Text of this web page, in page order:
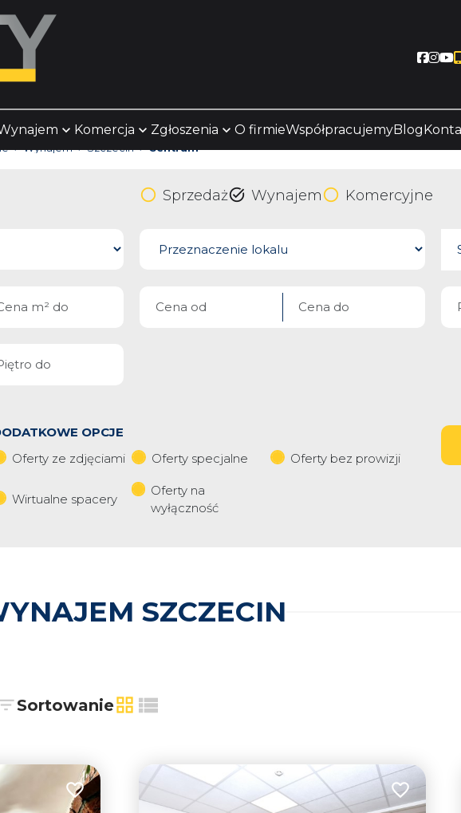
Komercja Zgłoszenia O firmieWspółpracujemyBlog
Wynajem Szczecin Centrum
Sprzedaż Wynajem Komercyjne
OPCJE
Oferty ze zdjęciami
Oferty specjalne Oferty bez prowizji
Wirtualne spacery
Oferty na
wyłączność
SZCZECIN
Sortowanie
tabela
lista
Dodaj do ulubionych Dodaj do